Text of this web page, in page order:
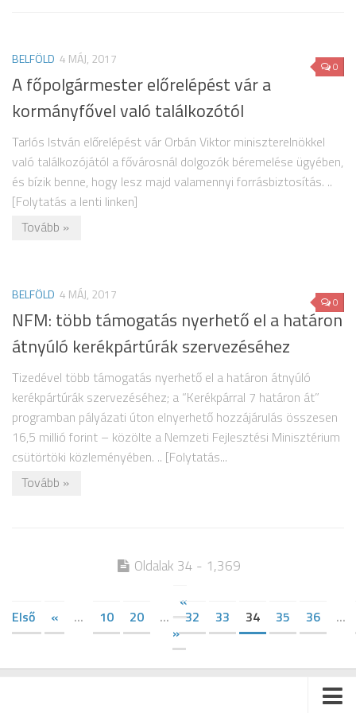
0
BELFÖLD 4 MÁJ, 2017
A főpolgármester előrelépést vár a
kormányfővel való találkozótól
Tarlós István előrelépést vár Orbán Viktor miniszterelnökkel
való találkozójától a fővárosnál dolgozók béremelése ügyében,
és bízik benne, hogy lesz majd valamennyi forrásbiztosítás. ..
[Folytatás a lenti linken]
Tovább »
0
BELFÖLD 4 MÁJ, 2017
NFM: több támogatás nyerhető el a határon
átnyúló kerékpártúrák szervezéséhez
Tizedével több támogatás nyerhető el a határon átnyúló
kerékpártúrák szervezéséhez; a “Kerékpárral 7 határon át”
programban pályázati úton elnyerhető hozzájárulás összesen
16,5 millió forint – közölte a Nemzeti Fejlesztési Minisztérium
csütörtöki közleményében. .. [Folytatás...
Tovább »
Oldalak 34 - 1,369
«
Első
« ... 10 20 ... 32 33 34 35 36
...
»